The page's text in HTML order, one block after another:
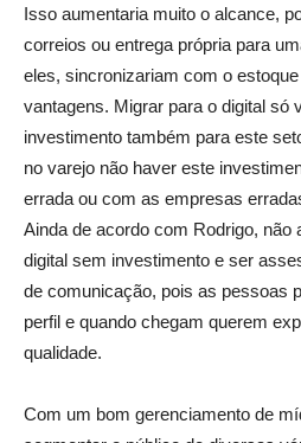
Isso aumentaria muito o alcance,
correios ou entrega própria para
eles, sincronizariam com o
vantagens. Migrar para o digital só
investimento também para este
no varejo não haver este
errada ou com as empresas
Ainda de acordo com Rodrigo, não
digital sem investimento e ser
de comunicação, pois as pessoas
perfil e quando chegam querem
qualidade.
Com um bom gerenciamento de